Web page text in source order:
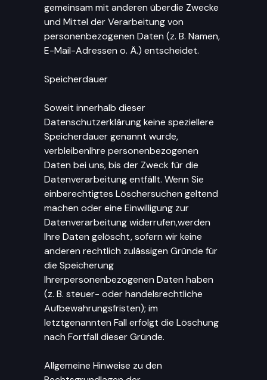
gemeinsam mit anderen überdie Zwecke
und Mittel der Verarbeitung von
personenbezogenen Daten (z. B. Namen,
E-Mail-Adressen o. Ä.) entscheidet.
Speicherdauer
Soweit innerhalb dieser
Datenschutzerklärung keine speziellere
Speicherdauer genannt wurde,
verbleibenIhre personenbezogenen
Daten bei uns, bis der Zweck für die
Datenverarbeitung entfällt. Wenn Sie
einberechtigtes Löschersuchen geltend
machen oder eine Einwilligung zur
Datenverarbeitung widerrufen,werden
Ihre Daten gelöscht, sofern wir keine
anderen rechtlich zulässigen Gründe für
die Speicherung
Ihrerpersonenbezogenen Daten haben
(z. B. steuer- oder handelsrechtliche
Aufbewahrungsfristen); im
letztgenannten Fall erfolgt die Löschung
nach Fortfall dieser Gründe.
Allgemeine Hinweise zu den